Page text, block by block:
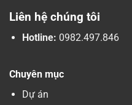
Liên hệ chúng tôi
Hotline: 0982.497.846
Chuyên mục
Dự án